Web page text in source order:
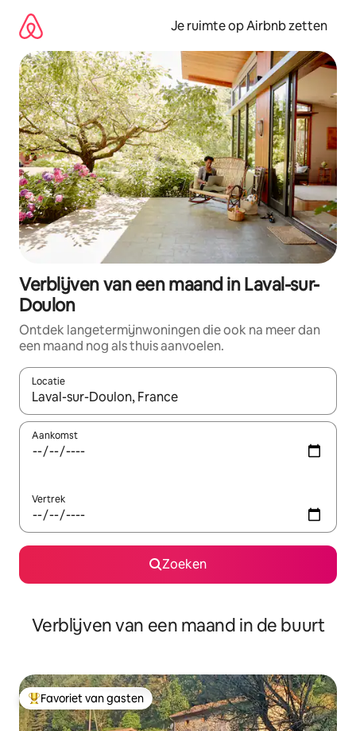
direct
naar
inhoud
Je ruimte op Airbnb zetten
Verblijven van een maand in Laval-sur-
Doulon
Ontdek langetermijnwoningen die ook na meer dan
een maand nog als thuis aanvoelen.
Locatie
Wanneer er suggesties beschikbaar zijn, maak je een keuze
Aankomst
Vertrek
Zoeken
Verblijven van een maand in de buurt
Topfavoriet van gasten
Favoriet van gasten